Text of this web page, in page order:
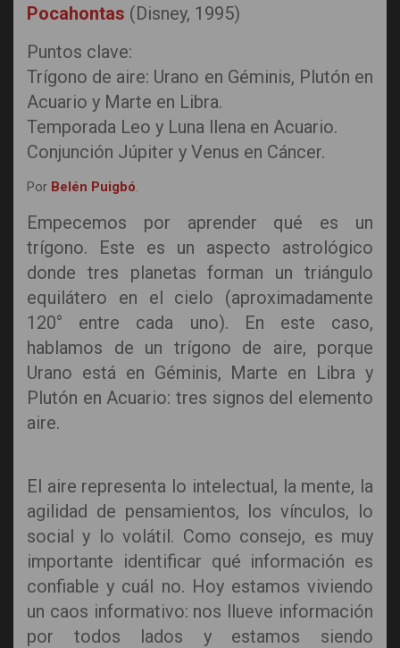
Pocahontas (Disney, 1995)
Puntos clave:
Trígono de aire: Urano en Géminis, Plutón en
Acuario y Marte en Libra.
Temporada Leo y Luna llena en Acuario.
Conjunción Júpiter y Venus en Cáncer.
Por Belén Puigbó.
Empecemos por aprender qué es un
trígono. Este es un aspecto astrológico
donde tres planetas forman un triángulo
equilátero en el cielo (aproximadamente
120° entre cada uno). En este caso,
hablamos de un trígono de aire, porque
Urano está en Géminis, Marte en Libra y
Plutón en Acuario: tres signos del elemento
aire.
El aire representa lo intelectual, la mente, la
agilidad de pensamientos, los vínculos, lo
social y lo volátil. Como consejo, es muy
importante identificar qué información es
confiable y cuál no. Hoy estamos viviendo
un caos informativo: nos llueve información
por todos lados y estamos siendo